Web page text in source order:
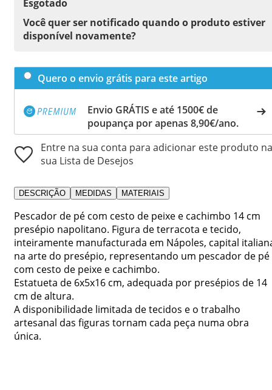
Esgotado
Você quer ser notificado quando o produto estiver
disponível novamente?
Quero o envio grátis para este artigo
Envio GRÁTIS e até 1500€ de
poupança por apenas 8,90€/ano.
Entre na sua conta para adicionar este produto na
sua Lista de Desejos
DESCRIÇÃO MEDIDAS MATERIAIS
Pescador de pé com cesto de peixe e cachimbo 14 cm
presépio napolitano. Figura de terracota e tecido,
inteiramente manufacturada em Nápoles, capital
na arte do presépio, representando um pescador de pé
com cesto de peixe e cachimbo.
Estatueta de 6x5x16 cm, adequada por presépios de 14
cm de altura.
A disponibilidade limitada de tecidos e o trabalho
artesanal das figuras tornam cada peça numa obra
única.